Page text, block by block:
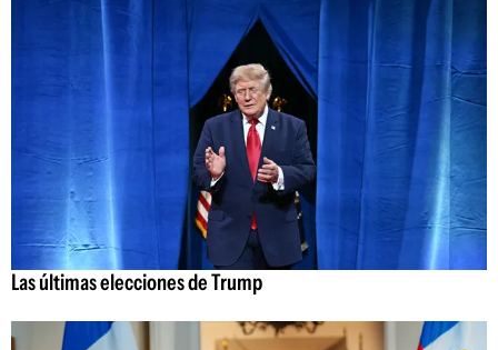
Las últimas elecciones de Trump